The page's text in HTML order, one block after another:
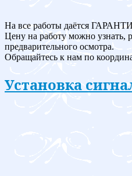
На все работы даётся
Цену на работу можно узнать,
предварительного осмотра.
Обращайтесь к нам по
Установка